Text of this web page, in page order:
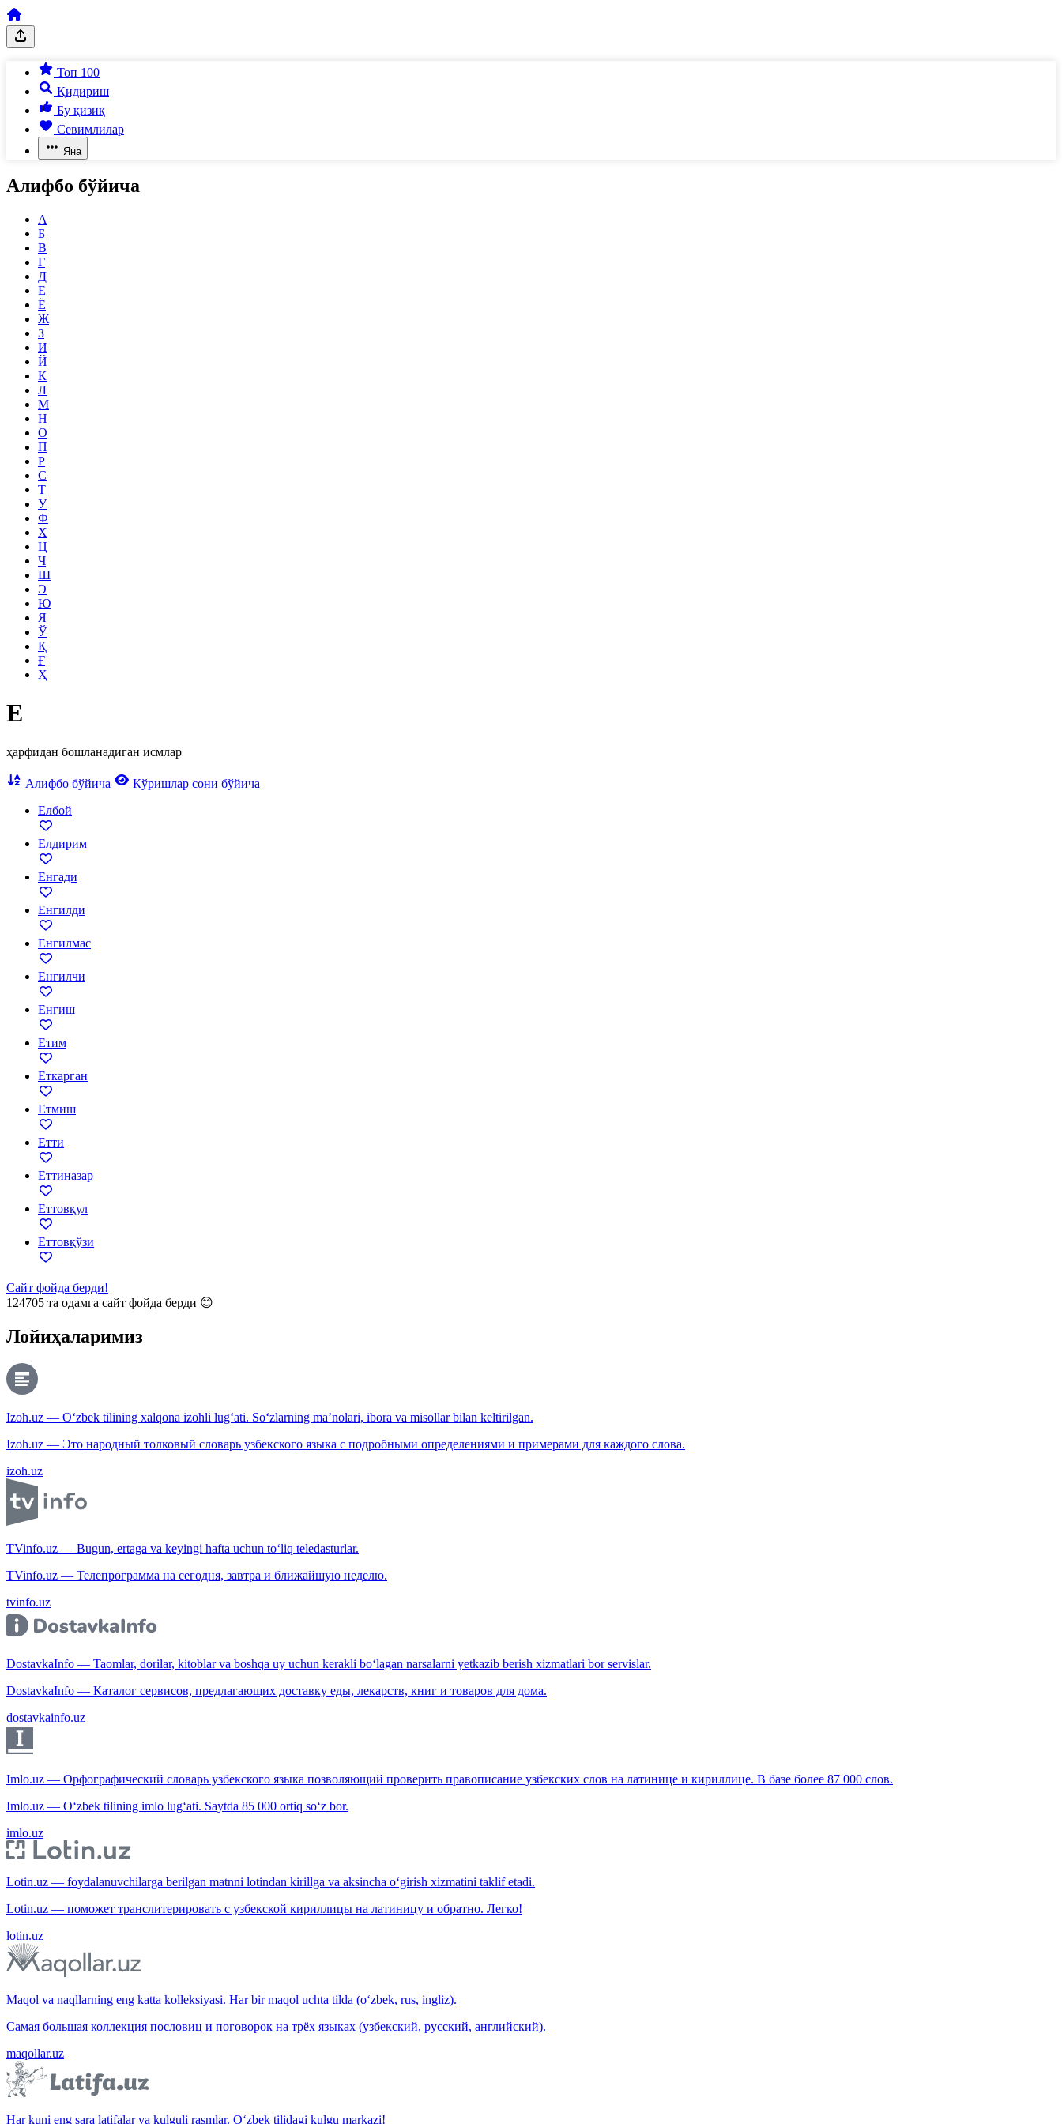
Топ 100
Қидириш
Бу қизиқ
Севимлилар
Яна
Алифбо бўйича
А
Б
В
Г
Д
Е
Ё
Ж
З
И
Й
К
Л
М
Н
О
П
Р
С
Т
У
Ф
Х
Ц
Ч
Ш
Э
Ю
Я
Ў
Қ
Ғ
Ҳ
Е
ҳарфидан бошланадиган исмлар
Алифбо бўйича
Кўришлар сони бўйича
Елбой
Елдирим
Енгади
Енгилди
Енгилмас
Енгилчи
Енгиш
Етим
Еткарган
Етмиш
Етти
Еттиназар
Еттовқул
Еттовқўзи
Сайт фойда берди!
124705 та одамга сайт фойда берди 😊
Лойиҳаларимиз
Izoh.uz — O‘zbek tilining xalqona izohli lug‘ati. So‘zlarning ma’nolari, ibora va misollar bilan keltirilgan.
Izoh.uz — Это народный толковый словарь узбекского языка с подробными определениями и примерами для каждого слова.
izoh.uz
TVinfo.uz — Bugun, ertaga va keyingi hafta uchun to‘liq teledasturlar.
TVinfo.uz — Телепрограмма на сегодня, завтра и ближайшую неделю.
tvinfo.uz
DostavkaInfo — Taomlar, dorilar, kitoblar va boshqa uy uchun kerakli bo‘lagan narsalarni yetkazib berish xizmatlari bor servislar.
DostavkaInfo — Каталог сервисов, предлагающих доставку еды, лекарств, книг и товаров для дома.
dostavkainfo.uz
Imlo.uz — Орфографический словарь узбекского языка позволяющий проверить правописание узбекских слов на латинице и кириллице. В базе более 87 000 слов.
Imlo.uz — O‘zbek tilining imlo lug‘ati. Saytda 85 000 ortiq so‘z bor.
imlo.uz
Lotin.uz — foydalanuvchilarga berilgan matnni lotindan kirillga va aksincha o‘girish xizmatini taklif etadi.
Lotin.uz — поможет транслитерировать с узбекской кириллицы на латиницу и обратно. Легко!
lotin.uz
Maqol va naqllarning eng katta kolleksiyasi. Har bir maqol uchta tilda (o‘zbek, rus, ingliz).
Самая большая коллекция пословиц и поговорок на трёх языках (узбекский, русский, английский).
maqollar.uz
Har kuni eng sara latifalar va kulguli rasmlar. O‘zbek tilidagi kulgu markazi!